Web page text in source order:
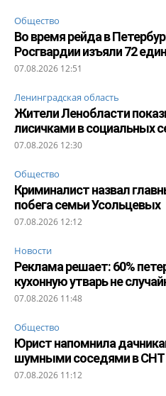
Общество
Во время рейда в
Росгвардии изъяли 72
07.08.2026 12:51
Ленинградская область
Жители Ленобласти
лисичками в социальных
07.08.2026 12:30
Общество
Криминалист назвал
побега семьи Усольцевых
07.08.2026 12:12
Новости
Реклама решает: 60%
кухонную утварь не
07.08.2026 11:48
Общество
Юрист напомнила
шумными соседями в СНТ
07.08.2026 11:12